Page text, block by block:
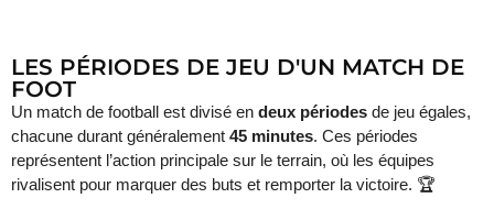
LES PÉRIODES DE JEU D'UN MATCH DE
FOOT
Un match de football est divisé en deux périodes de jeu égales,
chacune durant généralement 45 minutes. Ces périodes
représentent l’action principale sur le terrain, où les équipes
rivalisent pour marquer des buts et remporter la victoire. 🏆